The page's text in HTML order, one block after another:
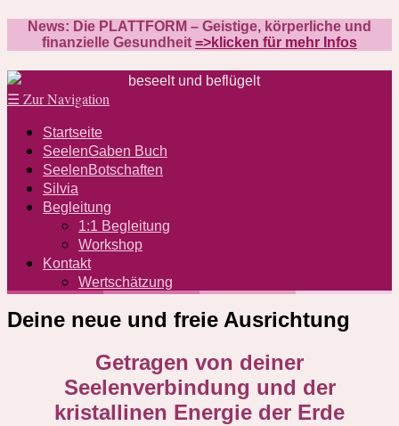
News: Die PLATTFORM – Geistige, körperliche und
finanzielle Gesundheit =>klicken für mehr Infos
beseelt und beflügelt
☰ Zur Navigation
Startseite
SeelenGaben Buch
SeelenBotschaften
Silvia
Begleitung
1:1 Begleitung
Workshop
Kontakt
Wertschätzung
Deine neue und freie Ausrichtung
Getragen von deiner
Seelenverbindung und der
kristallinen Energie der Erde